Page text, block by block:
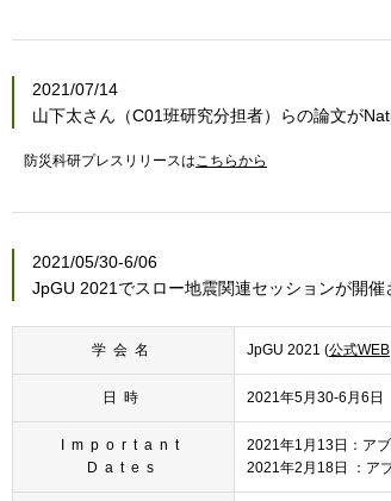
2021/07/14
山下太さん（C01班研究分担者）らの論文が
防災科研プレスリリースはこちらから
2021/05/30-6/06
JpGU 2021でスロー地震関連セッションが開催
学会名 JpGU 2021 (公式WEB
日時 2021年5月30-6月6日
Important
Dates
2021年1月13日：ア
2021年2月18日 ：ア